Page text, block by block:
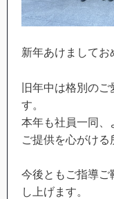
新年あけましてお
旧年中は格別の
す。
本年も社員一同、
ご提供を心がける
今後ともご指導ご
し上げます。